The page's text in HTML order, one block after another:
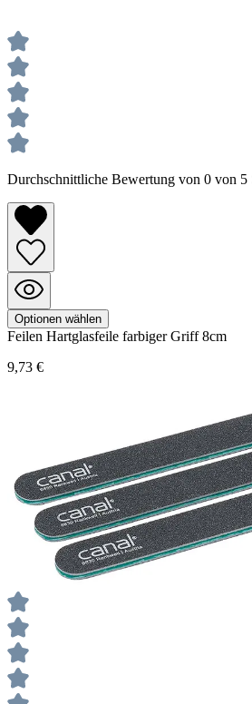
Durchschnittliche Bewertung von 0 von 5
Optionen wählen
Feilen Hartglasfeile farbiger Griff 8cm
9,73 €